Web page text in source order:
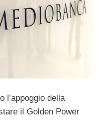
l’appoggio della
il Golden Power